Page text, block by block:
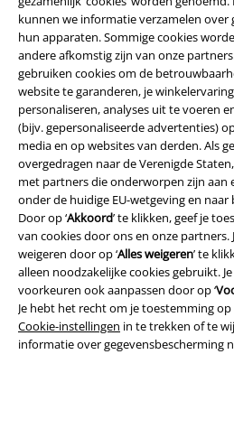
kunnen we informatie verzamelen over
hun apparaten. Sommige cookies
andere afkomstig zijn van onze
gebruiken cookies om de
website te garanderen, je
personaliseren, analyses uit te voeren
(bijv. gepersonaliseerde advertenties)
media en op websites van derden. Als
overgedragen naar de Verenigde
met partners die onderworpen zijn aan
onder de huidige EU-wetgeving en
Door op ‘Akkoord’ te klikken, geef je
van cookies door ons en onze
weigeren door op ‘Alles weigeren’ te
alleen noodzakelijke cookies gebruikt.
voorkeuren ook aanpassen door op ‘
Je hebt het recht om je toestemming
Cookie-instellingen in te trekken of te
informatie over gegevensbescherming
Legal
Algemene Voorwaarden
Bedrijfsgegevens
Privacyverklaring
Verklaring van conformiteit